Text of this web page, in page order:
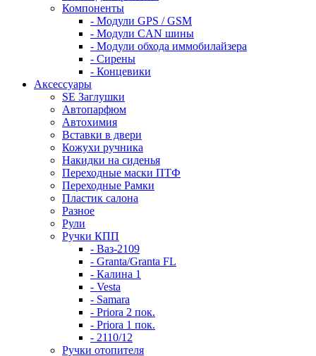
Компоненты
- Модули GPS / GSM
- Модули CAN шины
- Модули обхода иммобилайзера
- Сирены
- Концевики
Аксессуары
SE Заглушки
Автопарфюм
Автохимия
Вставки в двери
Кожухи ручника
Накидки на сиденья
Переходные маски ПТФ
Переходные Рамки
Пластик салона
Разное
Рули
Ручки КПП
- Ваз-2109
- Granta/Granta FL
- Калина 1
- Vesta
- Samara
- Priora 2 пок.
- Priora 1 пок.
- 2110/12
Ручки отопителя